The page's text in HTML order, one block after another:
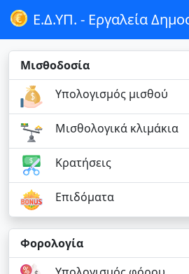
Ε.Δ.ΥΠ. - Εργαλεία
Μισθοδοσία
Υπολογισμός μισθού
Μισθολογικά κλιμάκια
Κρατήσεις
Επιδόματα
Φορολογία